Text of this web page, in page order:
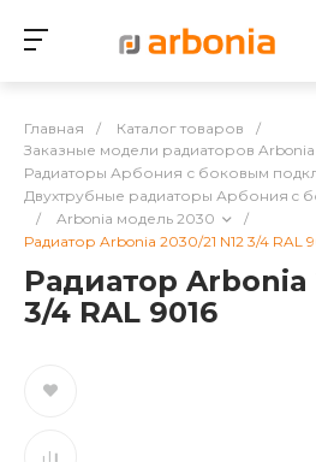
Главная / Каталог товаров
/
Заказные модели радиаторов Arbonia
Радиаторы Арбония с боковым
Двухтрубные радиаторы Арбония c
/
Arbonia модель 2030
/
Радиатор Arbonia 2030/21 N12 3/4 RAL
Радиатор Arbonia
3/4 RAL 9016